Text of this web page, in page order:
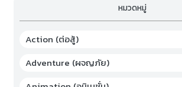
หมวดหมู่
Action (ต่อสู้)
Adventure (ผจญภัย)